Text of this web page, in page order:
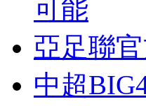
可能
亞足聯
中超BIG4